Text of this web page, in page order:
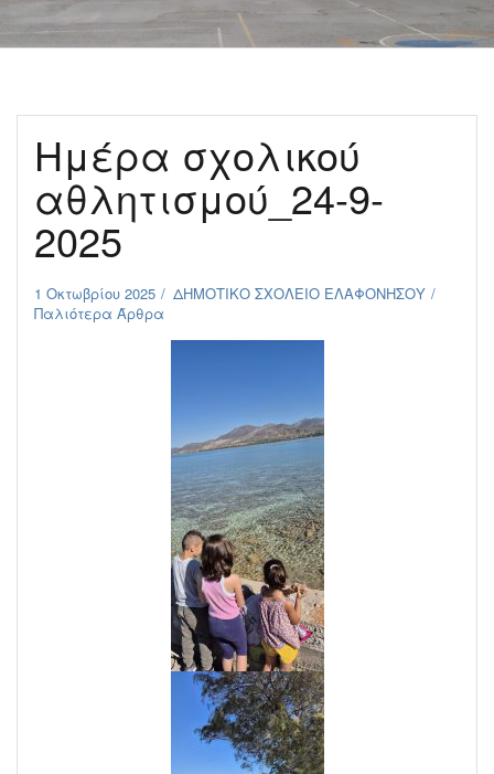
Ημέρα σχολικού
αθλητισμού_24-9-
2025
1 Οκτωβρίου 2025
ΔΗΜΟΤΙΚΟ ΣΧΟΛΕΙΟ ΕΛΑΦΟΝΗΣΟΥ
Παλιότερα Άρθρα